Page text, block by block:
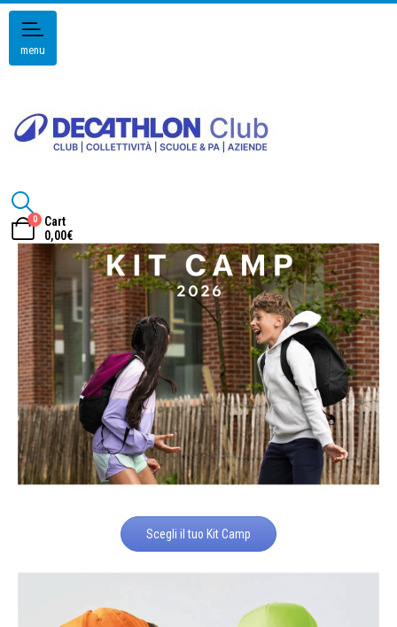
menu
0
Cart
0,00€
Scegli il tuo Kit Camp